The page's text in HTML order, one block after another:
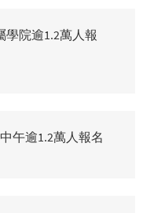
學院逾1.2萬人報
午逾1.2萬人報名